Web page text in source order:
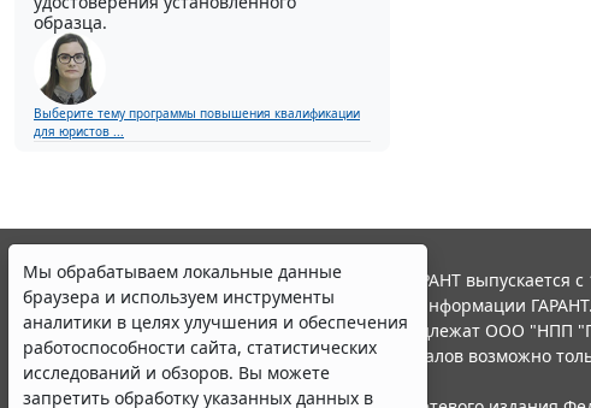
образца.
Выберите тему программы повышения квалификации
для юристов ...
Мы обрабатываем локальные данные
браузера и используем инструменты
аналитики в целях улучшения и обеспечения
работоспособности сайта, статистических
исследований и обзоров. Вы можете
запретить обработку указанных данных в
© ООО "НПП "ГАРАНТ-СЕРВИС", 2026. Система ГАРАНТ выпускается
участниками Российской ассоциации правовой информации ГАРАНТ.
Все права на материалы сайта ГАРАНТ.РУ принадлежат ООО "НПП
Полное или частичное воспроизведение материалов возможно
Правила использования портала.